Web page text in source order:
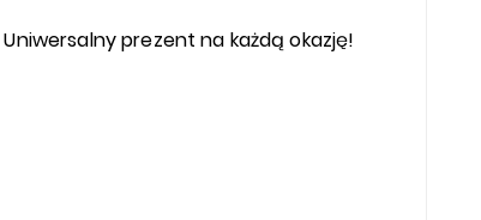
prezent na każdą okazję!